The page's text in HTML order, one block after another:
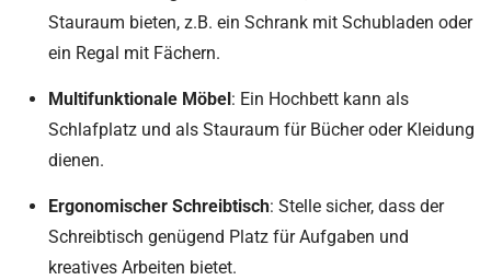
Stauraum bieten, z.B. ein Schrank mit Schubladen oder
ein Regal mit Fächern.
Multifunktionale Möbel : Ein Hochbett kann als
Schlafplatz und als Stauraum für Bücher oder Kleidung
dienen.
Ergonomischer Schreibtisch: Stelle sicher, dass der
Schreibtisch genügend Platz für Aufgaben und
kreatives Arbeiten bietet.